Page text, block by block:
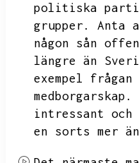
politiska
grupper.
Anta
någon sån
längre än
exempel
medborgarskap.
intressant och
en sorts mer